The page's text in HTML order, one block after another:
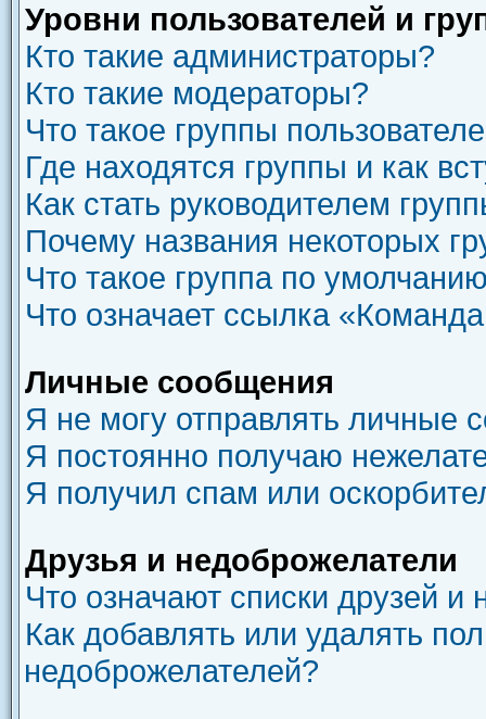
Уровни пользователей и
Кто такие администраторы?
Кто такие модераторы?
Что такое группы
Где находятся группы и как
Как стать руководителем
Почему названия некоторых
Что такое группа по
Что означает ссылка
Личные сообщения
Я не могу отправлять личные
Я постоянно получаю
Я получил спам или
Друзья и недоброжелатели
Что означают списки друзей и
Как добавлять или удалять
недоброжелателей?